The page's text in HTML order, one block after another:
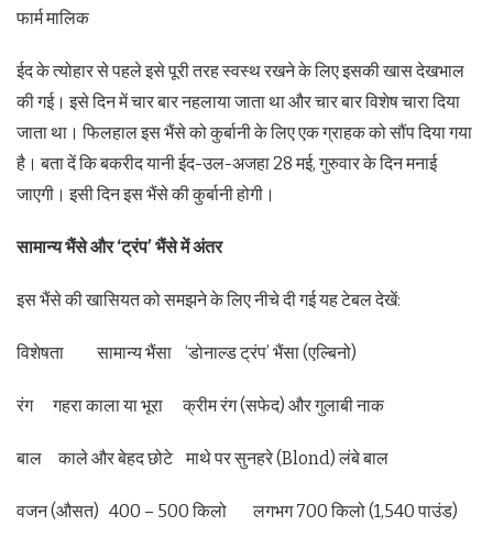
फार्म मालिक
ईद के त्योहार से पहले इसे पूरी तरह स्वस्थ रखने के लिए इसकी खास देखभाल
की गई। इसे दिन में चार बार नहलाया जाता था और चार बार विशेष चारा दिया
जाता था। फिलहाल इस भैंसे को कुर्बानी के लिए एक ग्राहक को सौंप दिया गया
है। बता दें कि बकरीद यानी ईद-उल-अजहा 28 मई, गुरुवार के दिन मनाई
जाएगी। इसी दिन इस भैंसे की कुर्बानी होगी।
सामान्य भैंसे और ‘ट्रंप’ भैंसे में अंतर
इस भैंसे की खासियत को समझने के लिए नीचे दी गई यह टेबल देखें:
विशेषता सामान्य भैंसा ‘डोनाल्ड ट्रंप’ भैंसा (एल्बिनो)
रंग गहरा काला या भूरा क्रीम रंग (सफेद) और गुलाबी नाक
बाल काले और बेहद छोटे माथे पर सुनहरे (Blond) लंबे बाल
वजन (औसत) 400 – 500 किलो लगभग 700 किलो (1,540 पाउंड)